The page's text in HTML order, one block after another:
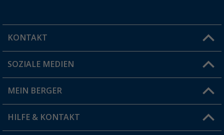
KONTAKT
Du hast eine Frage?
Filiale finden
SOZIALE MEDIEN
MEIN BERGER
Vorteilskarte
HILFE & KONTAKT